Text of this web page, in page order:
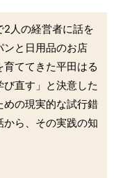
2人の経営者に話を
ンと日用品のお店
育ててきた平田はる
直す」と決意した
の現実的な試行錯
ら、その実践の知